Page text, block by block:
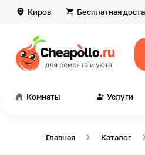
Киров Бесплатная
Комнаты Услуги
Главная Каталог